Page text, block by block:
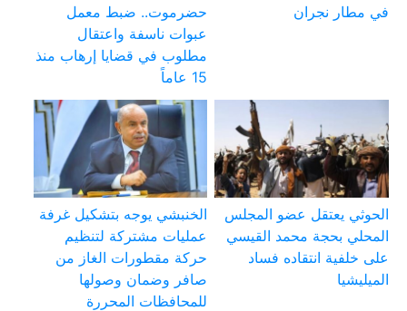
في مطار نجران
حضرموت.. ضبط معمل
عبوات ناسفة واعتقال
مطلوب في قضايا إرهاب منذ
15 عاماً
الحوثي يعتقل عضو المجلس
المحلي بحجة محمد القيسي
على خلفية انتقاده فساد
الميليشيا
الخنبشي يوجه بتشكيل غرفة
عمليات مشتركة لتنظيم
حركة مقطورات الغاز من
صافر وضمان وصولها
للمحافظات المحررة